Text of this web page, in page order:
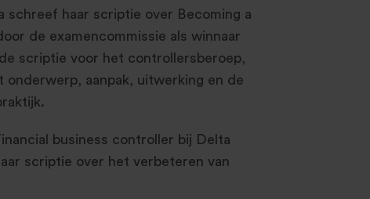
schreef haar scriptie over Becoming a
de examencommissie als winnaar
scriptie voor het controllersberoep,
aanpak, uitwerking en de
business controller bij Delta
scriptie over het verbeteren van